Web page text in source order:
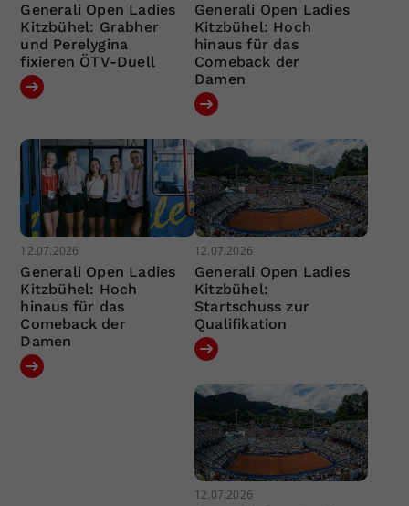
Generali Open Ladies
Kitzbühel: Grabher
und Perelygina
fixieren ÖTV-Duell
Generali Open Ladies
Kitzbühel: Hoch
hinaus für das
Comeback der
Damen
12.07.2026
Generali Open Ladies
Kitzbühel: Hoch
hinaus für das
Comeback der
Damen
12.07.2026
Generali Open Ladies
Kitzbühel:
Startschuss zur
Qualifikation
12.07.2026